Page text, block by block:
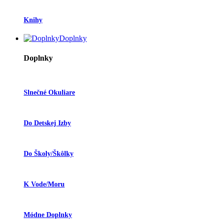
Knihy
Doplnky
Doplnky
Slnečné Okuliare
Do Detskej Izby
Do Školy/škôlky
K Vode/moru
Módne Doplnky